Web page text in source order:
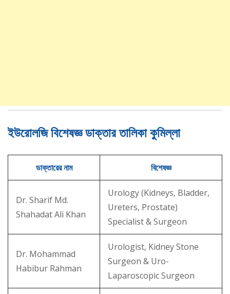
ইউরোলজি বিশেষজ্ঞ ডাক্তার তালিকা কুমিল্লা
ডাক্তারের নাম বিশেষজ্ঞ
Dr. Sharif Md.
Shahadat Ali Khan
Urology (Kidneys, Bladder,
Ureters, Prostate)
Specialist & Surgeon
Dr. Mohammad
Habibur Rahman
Urologist, Kidney Stone
Surgeon & Uro-
Laparoscopic Surgeon